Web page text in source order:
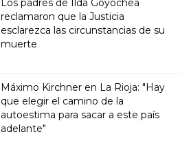
Los padres de Ilda Goyochea
reclamaron que la Justicia
esclarezca las circunstancias de su
muerte
Máximo Kirchner en La Rioja: "Hay
que elegir el camino de la
autoestima para sacar a este país
adelante"